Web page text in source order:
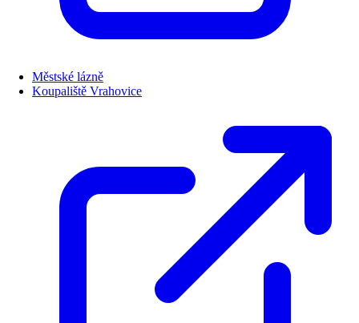
Městské lázně
Koupaliště Vrahovice